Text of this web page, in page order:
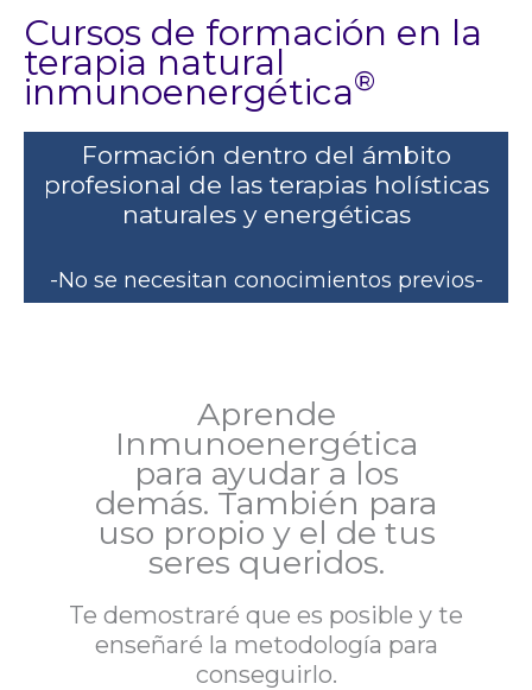
Cursos de formación en la
terapia natural
inmunoenergética®
Formación dentro del ámbito
profesional de las terapias holísticas
naturales y energéticas
-No se necesitan conocimientos previos-
Aprende
Inmunoenergética
para ayudar a los
demás. También para
uso propio y el de tus
seres queridos.
Te demostraré que es posible y te
enseñaré la metodología para
conseguirlo.